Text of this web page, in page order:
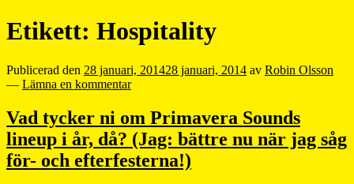
Etikett: Hospitality
Publicerad den 28 januari, 201428 januari, 2014 av Robin Olsson
— Lämna en kommentar
Vad tycker ni om Primavera Sounds
lineup i år, då? (Jag: bättre nu när jag såg
för- och efterfesterna!)